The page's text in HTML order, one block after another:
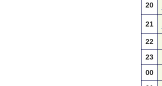
20
21
22
23
00